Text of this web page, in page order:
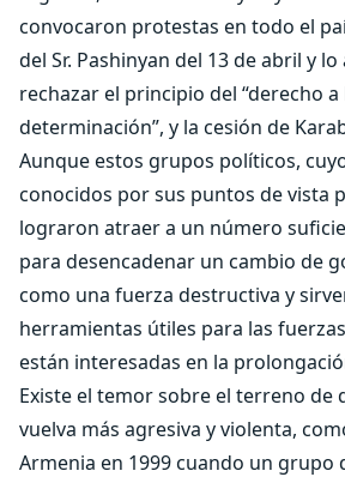
convocaron protestas en todo el
del Sr. Pashinyan del 13 de abril y
rechazar el principio del “derecho
determinación”, y la cesión de
Aunque estos grupos políticos,
conocidos por sus puntos de vista
lograron atraer a un número
para desencadenar un cambio de
como una fuerza destructiva y
herramientas útiles para las
están interesadas en la
Existe el temor sobre el terreno de
vuelva más agresiva y violenta,
Armenia en 1999 cuando un grupo